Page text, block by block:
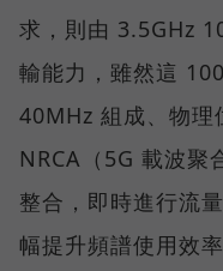
求，則由 3.5GHz
輸能力，雖然這
40MHz 組成、物理
NRCA（5G 載波聚
整合，即時進行流
幅提升頻譜使用效